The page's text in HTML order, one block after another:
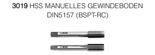
3019 HSS MANUELLES GEWINDEBODEN
DIN5157 (BSPT-RC)